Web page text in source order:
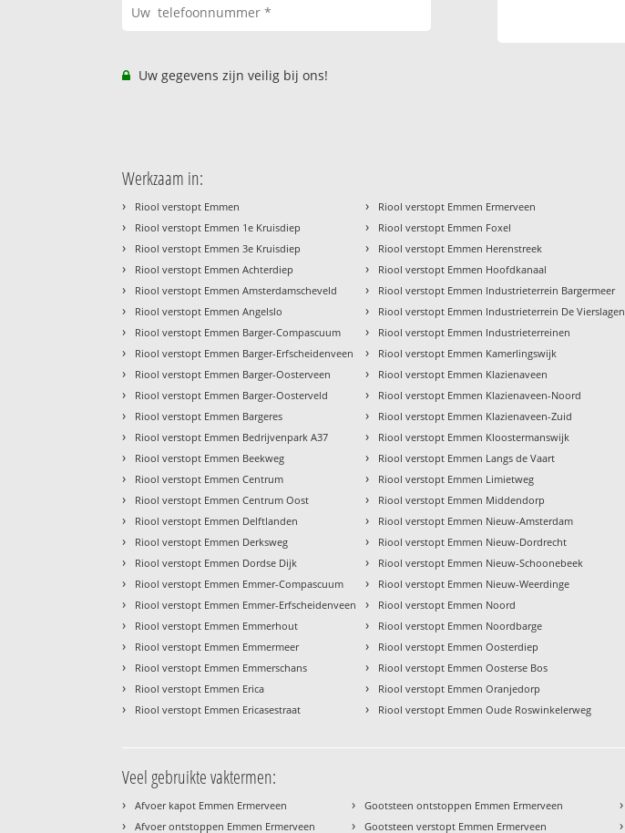
Uw gegevens zijn veilig bij ons!
Werkzaam in:
› Riool verstopt Emmen
› Riool verstopt Emmen 1e Kruisdiep
› Riool verstopt Emmen 3e Kruisdiep
› Riool verstopt Emmen Achterdiep
› Riool verstopt Emmen Amsterdamscheveld
› Riool verstopt Emmen Angelslo
› Riool verstopt Emmen Barger-Compascuum
› Riool verstopt Emmen Barger-Erfscheidenveen
› Riool verstopt Emmen Barger-Oosterveen
› Riool verstopt Emmen Barger-Oosterveld
› Riool verstopt Emmen Bargeres
› Riool verstopt Emmen Bedrijvenpark A37
› Riool verstopt Emmen Beekweg
› Riool verstopt Emmen Centrum
› Riool verstopt Emmen Centrum Oost
› Riool verstopt Emmen Delftlanden
› Riool verstopt Emmen Derksweg
› Riool verstopt Emmen Dordse Dijk
› Riool verstopt Emmen Emmer-Compascuum
› Riool verstopt Emmen Emmer-Erfscheidenveen
› Riool verstopt Emmen Emmerhout
› Riool verstopt Emmen Emmermeer
› Riool verstopt Emmen Emmerschans
› Riool verstopt Emmen Erica
› Riool verstopt Emmen Ericasestraat
› Riool verstopt Emmen Ermerveen
› Riool verstopt Emmen Foxel
› Riool verstopt Emmen Herenstreek
› Riool verstopt Emmen Hoofdkanaal
› Riool verstopt Emmen Industrieterrein Bargermeer
› Riool verstopt Emmen Industrieterrein De Vierslagen
› Riool verstopt Emmen Industrieterreinen
› Riool verstopt Emmen Kamerlingswijk
› Riool verstopt Emmen Klazienaveen
› Riool verstopt Emmen Klazienaveen-Noord
› Riool verstopt Emmen Klazienaveen-Zuid
› Riool verstopt Emmen Kloostermanswijk
› Riool verstopt Emmen Langs de Vaart
› Riool verstopt Emmen Limietweg
› Riool verstopt Emmen Middendorp
› Riool verstopt Emmen Nieuw-Amsterdam
› Riool verstopt Emmen Nieuw-Dordrecht
› Riool verstopt Emmen Nieuw-Schoonebeek
› Riool verstopt Emmen Nieuw-Weerdinge
› Riool verstopt Emmen Noord
› Riool verstopt Emmen Noordbarge
› Riool verstopt Emmen Oosterdiep
› Riool verstopt Emmen Oosterse Bos
› Riool verstopt Emmen Oranjedorp
› Riool verstopt Emmen Oude Roswinkelerweg
Veel gebruikte vaktermen:
› Afvoer kapot Emmen Ermerveen
› Afvoer ontstoppen Emmen Ermerveen
› Gootsteen ontstoppen Emmen Ermerveen
› Gootsteen verstopt Emmen Ermerveen
›
›